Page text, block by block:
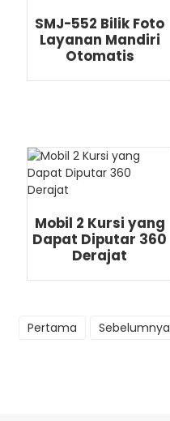
SMJ-552 Bilik Foto
Layanan Mandiri
Otomatis
Mobil 2 Kursi yang
Dapat Diputar 360
Derajat
Pertama Sebelumnya